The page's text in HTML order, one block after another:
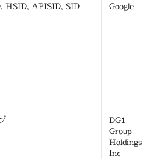
HSID, APISID, SID Google
DG1
Group
Holdings
Inc